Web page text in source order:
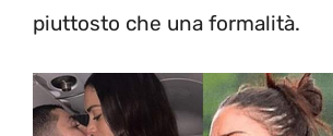
piuttosto che una formalità.